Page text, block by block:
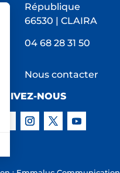
République
66530 | CLAIRA
04 68 28 31 50
Nous contacter
SUIVEZ-NOUS